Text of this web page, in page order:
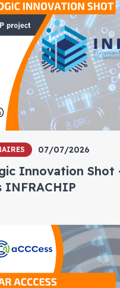
07/07/2026
Innovation Shot
INFRACHIP